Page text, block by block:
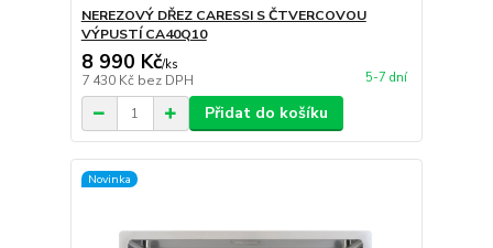
NEREZOVÝ DŘEZ CARESSI S ČTVERCOVOU
VÝPUSTÍ CA40Q10
8 990 Kč/ks
7 430 Kč bez DPH 5-7 dní
Přidat do košíku
Novinka